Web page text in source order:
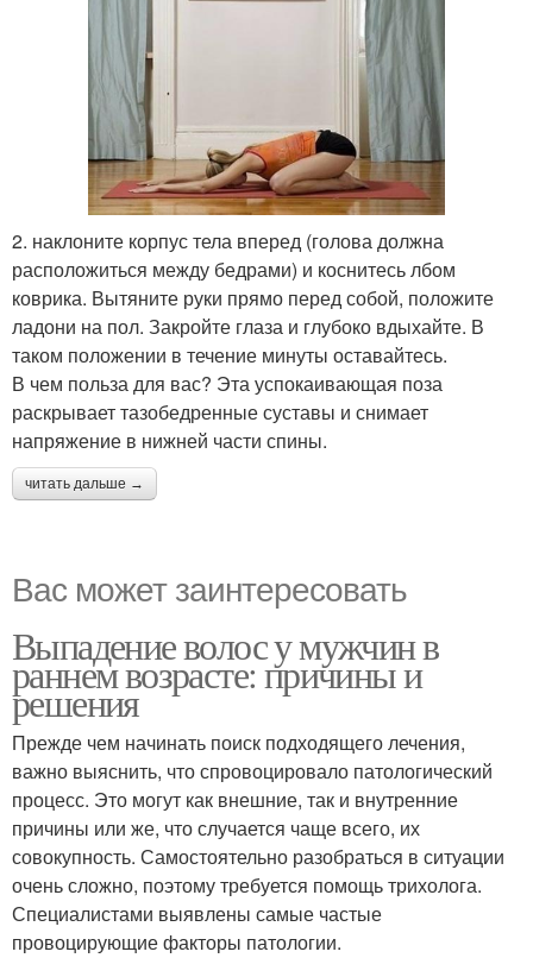
2. наклоните корпус тела вперед (голова должна
расположиться между бедрами) и коснитесь лбом
коврика. Вытяните руки прямо перед собой, положите
ладони на пол. Закройте глаза и глубоко вдыхайте. В
таком положении в течение минуты оставайтесь.
В чем польза для вас? Эта успокаивающая поза
раскрывает тазобедренные суставы и снимает
напряжение в нижней части спины.
читать дальше →
Вас может заинтересовать
Выпадение волос у мужчин в
раннем возрасте: причины и
решения
Прежде чем начинать поиск подходящего лечения,
важно выяснить, что спровоцировало патологический
процесс. Это могут как внешние, так и внутренние
причины или же, что случается чаще всего, их
совокупность. Самостоятельно разобраться в ситуации
очень сложно, поэтому требуется помощь трихолога.
Специалистами выявлены самые частые
провоцирующие факторы патологии.